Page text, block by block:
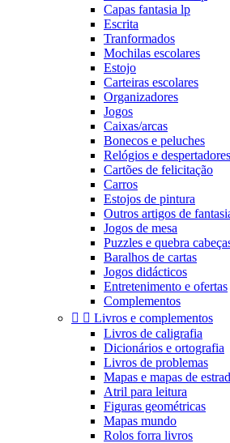
Capas fantasia lp
Escrita
Tranformados
Mochilas escolares
Estojo
Carteiras escolares
Organizadores
Jogos
Caixas/arcas
Bonecos e peluches
Relógios e despertadores
Cartões de felicitação
Carros
Estojos de pintura
Outros artigos de
Jogos de mesa
Puzzles e quebra
Baralhos de cartas
Jogos didácticos
Entretenimento e ofertas
Complementos
  Livros e complementos
Livros de caligrafia
Dicionários e ortografia
Livros de problemas
Mapas e mapas de
Atril para leitura
Figuras geométricas
Mapas mundo
Rolos forra livros